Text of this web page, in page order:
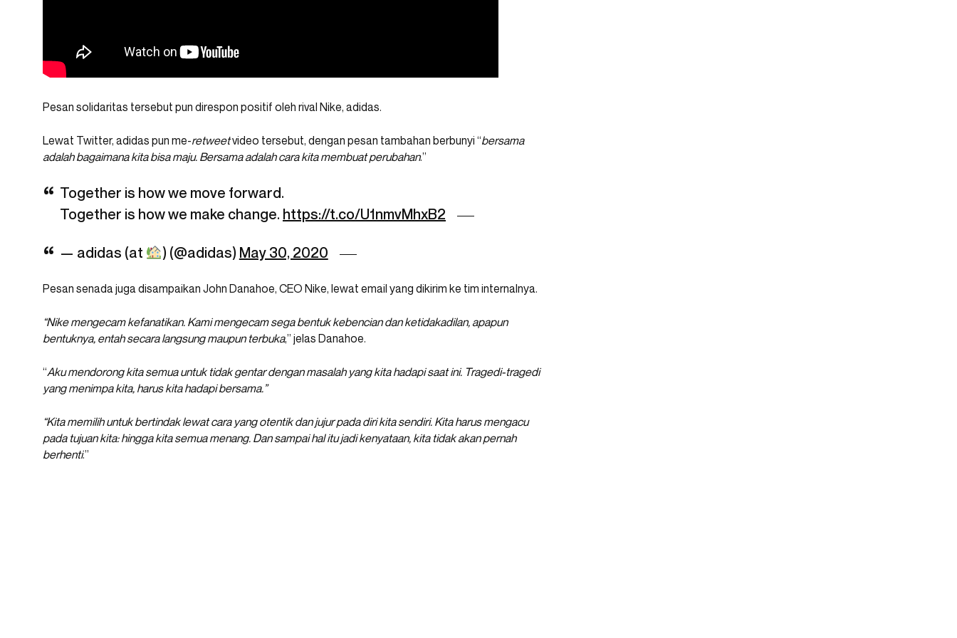
Pesan solidaritas tersebut pun direspon positif oleh rival Nike, adidas.
Lewat Twitter, adidas pun me-retweetvideo tersebut, dengan pesan tambahan berbunyi “bersama
adalah bagaimana kita bisa maju. Bersama adalah cara kita membuat perubahan.”
Together is how we move forward. ⁣
Together is how we make change. https://t.co/U1nmvMhxB2
— adidas (at ) (@adidas) May 30, 2020
Pesan senada juga disampaikan John Danahoe, CEO Nike, lewat email yang dikirim ke tim internalnya.
“Nike mengecam kefanatikan. Kami mengecam sega bentuk kebencian dan ketidakadilan, apapun
bentuknya, entah secara langsung maupun terbuka,” jelas Danahoe.
“Aku mendorong kita semua untuk tidak gentar dengan masalah yang kita hadapi saat ini. Tragedi-tragedi
yang menimpa kita, harus kita hadapi bersama.”
“Kita memilih untuk bertindak lewat cara yang otentik dan jujur pada diri kita sendiri. Kita harus mengacu
pada tujuan kita: hingga kita semua menang. Dan sampai hal itu jadi kenyataan, kita tidak akan pernah
berhenti.”